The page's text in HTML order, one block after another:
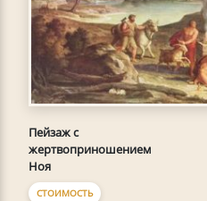
Пейзаж с
жертвоприношением
Ноя
СТОИМОСТЬ